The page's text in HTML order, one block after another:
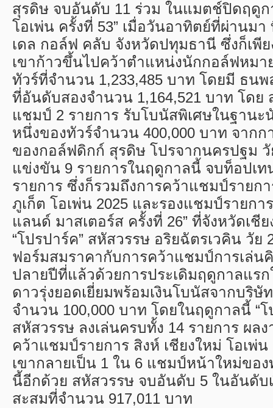
สุรดิษ จบอันดับ 11 ร่วม ในแมตช์ปิดฤดูก
โอเพ่น ครั้งที่ 53” เมื่อวันอาทิตย์ที่ผ่านมา
เดล กอล์ฟ คลับ จังหวัดปทุมธานี ซึ่งก็เพี
เขาก้าวขึ้นไปคว้าตำแหน่งนักกอล์ฟหมา
ทัวร์ที่จำนวน 1,233,485 บาท โดยมี ธน
ที่อันดับสองจำนวน 1,164,521 บาท โดย
แชมป์ 2 รายการ รับโบนัสพิเศษในฐาน
หนึ่งของทัวร์จำนวน 400,000 บาท จาก
ของกอล์ฟดิกก์ สุรดิษ โปรจากนครปฐม วั
แข่งขัน 9 รายการในฤดูกาลนี้ จบท็อปเท
รายการ ซึ่งก็รวมถึงการคว้าแชมป์รายก
ภูเก็ต โอเพ่น 2025 และรองแชมป์รายกา
แลนด์ มาสเตอร์ส ครั้งที่ 26” ที่จังหวัดเชี
“โปรปาร์ค” สหัสวรรษ อริยฉัตรเวคิน วัย
ฟอร์มสมราคากับการคว้าแชมป์การเล่น
ปลายปีที่แล้วด้วยการประเดิมฤดูกาลแร
ดาวรุ่งยอดเยี่ยมพร้อมเงินโบนัสจากบริษั
จำนวน 100,000 บาท โดยในฤดูกาลนี้ “โ
สหัสวรรษ ลงเล่นครบทั้ง 14 รายการ ผล
คว้าแชมป์รายการ สิงห์ เชียงใหม่ โอเพ่น
เขากลายเป็น 1 ใน 6 แชมป์หน้าใหม่ขอ
นี้อีกด้วย สหัสวรรษ จบอันดับ 5 ในอันดับ
สะสมที่จำนวน 917,011 บาท